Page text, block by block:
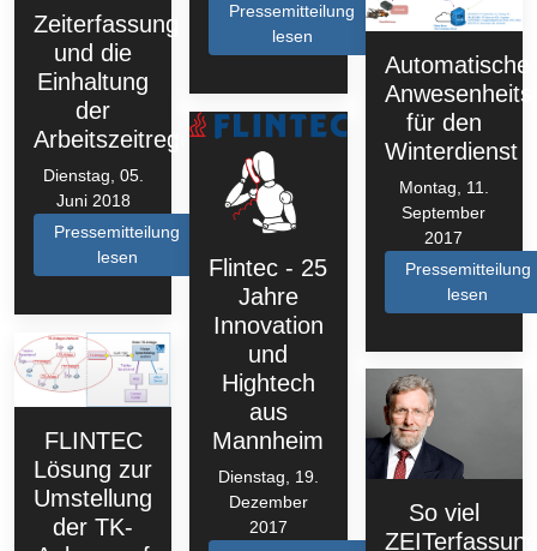
Zeiterfassung
und die
Einhaltung
der
Arbeitszeitregelung
Dienstag, 05.
Juni 2018
Pressemitteilung
lesen
Pressemitteilung
lesen
FLINTEC
Lösung zur
Umstellung
der TK-
Flintec - 25
Jahre
Innovation
und
Hightech
aus
Mannheim
Dienstag, 19.
Dezember
2017
Automatische
für den
Winterdienst
Montag, 11.
September
2017
Pressemitteilung
lesen
So viel